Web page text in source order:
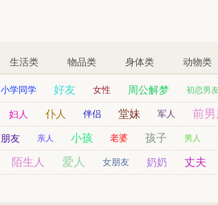
生活类 物品类 身体类 动物类
小学同学 好友 女性 周公解梦 初恋男
表哥 孙女 儿童
妇人 仆人 伴侣 堂妹 军人 前
朋友 亲人 小孩 老婆 孩子 男人
陌生人 爱人 女朋友 奶奶 丈夫